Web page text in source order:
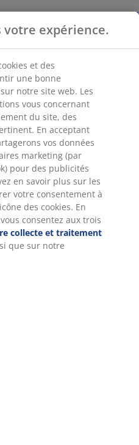
sur tous nos articles
votre expérience.
et des
une bonne
notre site web. Les
vous concernant
du site, des
En acceptant
vos données
marketing (par
pour des publicités
en savoir plus sur les
votre consentement à
des cookies. En
consentez aux trois
collecte et traitement
que sur notre